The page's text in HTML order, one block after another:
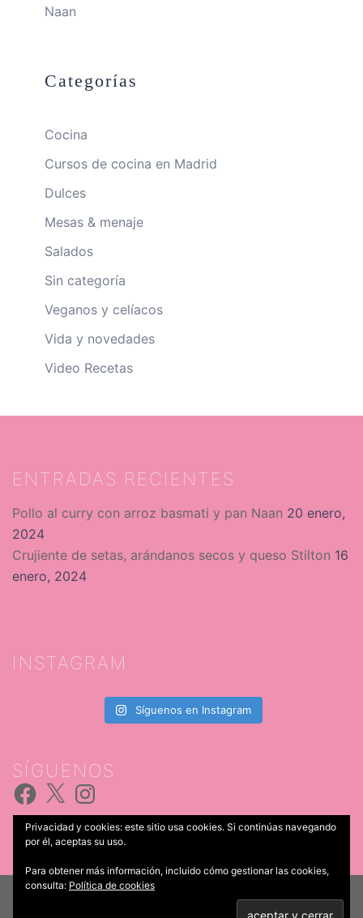
Naan
Categorías
Cocina
Cursos de cocina en Madrid
Dulces
Mesas & menaje
Salados
Sin categoría
Veganos y celíacos
Vida y novedades
Video Recetas
ENTRADAS RECIENTES
Pollo al curry con arroz basmati y pan Naan 20 enero,
2024
Crujiente de setas, arándanos secos y queso Stilton 16
enero, 2024
INSTAGRAM
Síguenos en Instagram
SÍGUENOS
Facebook
X Instagram
© 2026 Catering Iria Castro. Funciona gracias a
Privacidad y cookies: este sitio usa cookies. Si continúas navegando
por él, aceptas su uso.
Para obtener más información, incluido cómo gestionar las cookies,
consulta: Política de cookies